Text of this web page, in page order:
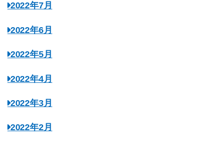
2022年7月
2022年6月
2022年5月
2022年4月
2022年3月
2022年2月